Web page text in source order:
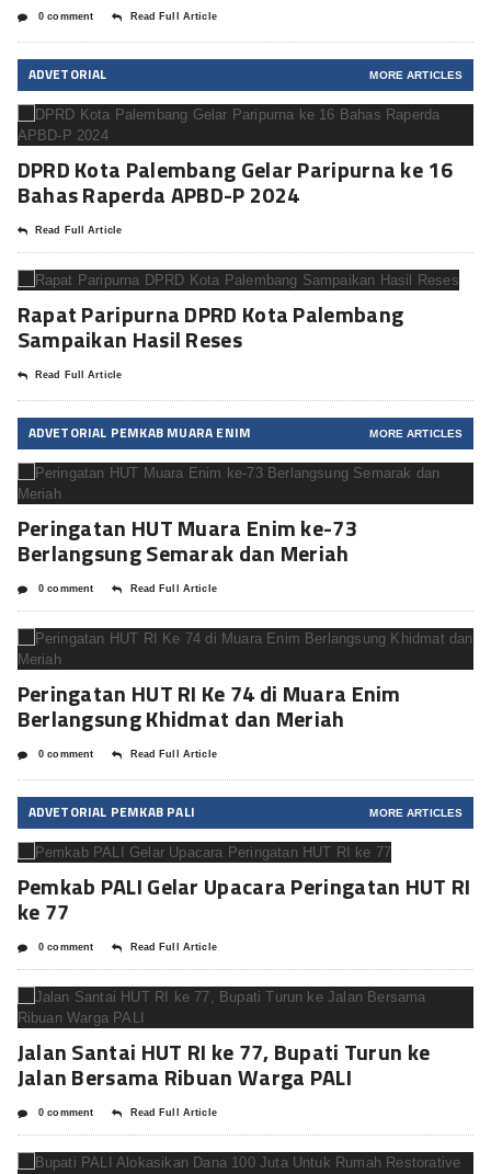
0 comment Read Full Article
ADVETORIAL MORE ARTICLES
DPRD Kota Palembang Gelar Paripurna ke 16
Bahas Raperda APBD-P 2024
Read Full Article
Rapat Paripurna DPRD Kota Palembang
Sampaikan Hasil Reses
Read Full Article
ADVETORIAL PEMKAB MUARA ENIM MORE ARTICLES
Peringatan HUT Muara Enim ke-73
Berlangsung Semarak dan Meriah
0 comment Read Full Article
Peringatan HUT RI Ke 74 di Muara Enim
Berlangsung Khidmat dan Meriah
0 comment Read Full Article
ADVETORIAL PEMKAB PALI MORE ARTICLES
Pemkab PALI Gelar Upacara Peringatan HUT RI
ke 77
0 comment Read Full Article
Jalan Santai HUT RI ke 77, Bupati Turun ke
Jalan Bersama Ribuan Warga PALI
0 comment Read Full Article